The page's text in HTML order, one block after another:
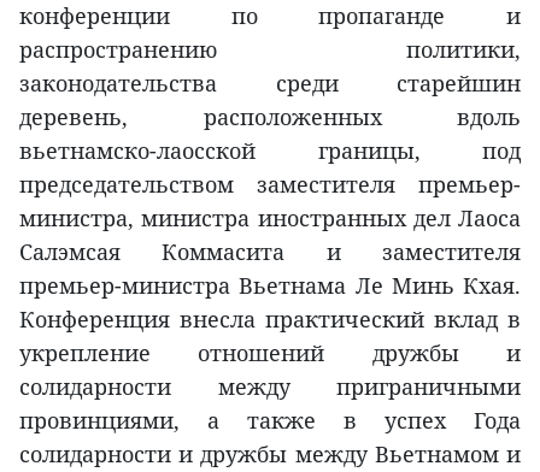
конференции по пропаганде и
распространению политики,
законодательства среди старейшин
деревень, расположенных вдоль
вьетнамско-лаосской границы, под
председательством заместителя премьер-
министра, министра иностранных дел Лаоса
Салэмсая Коммасита и заместителя
премьер-министра Вьетнама Ле Минь Кхая.
Конференция внесла практический вклад в
укрепление отношений дружбы и
солидарности между приграничными
провинциями, а также в успех Года
солидарности и дружбы между Вьетнамом и